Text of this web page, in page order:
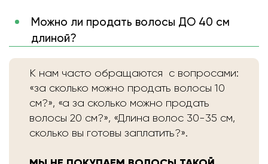
Можно ли продать волосы ДО 40 см
длиной?
К нам часто обращаются с вопросами:
«за сколько можно продать волосы 10
см?», «а за сколько можно продать
волосы 20 см?», «Длина волос 30-35 см,
сколько вы готовы заплатить?».